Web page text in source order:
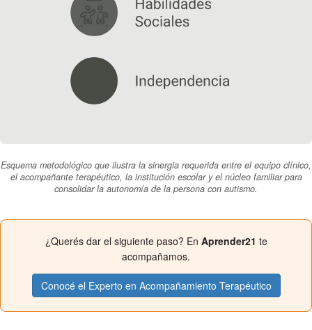
Esquema metodológico que ilustra la sinergia requerida entre el equipo clínico,
el acompañante terapéutico, la institución escolar y el núcleo familiar para
consolidar la autonomía de la persona con autismo.
¿Querés dar el siguiente paso? En Aprender21 te
acompañamos.
Conocé el Experto en Acompañamiento Terapéutico